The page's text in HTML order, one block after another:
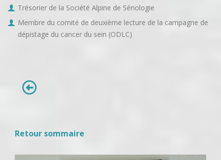
Trésorier de la Société Alpine de Sénologie
Membre du comité de deuxième lecture de la campagne de
dépistage du cancer du sein (ODLC)
Retour sommaire